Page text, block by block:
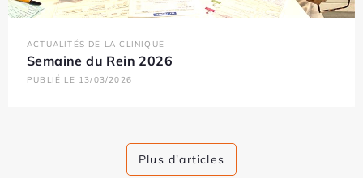
ACTUALITÉS DE LA CLINIQUE
Semaine du Rein 2026
PUBLIÉ LE 13/03/2026
Plus d'articles